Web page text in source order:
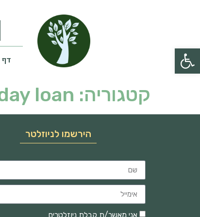
פתח סרגל נגישות דף
קטגוריה: loan
הירשמו לניוזלטר
אני מאשר/ת קבלת ניוזלטרים